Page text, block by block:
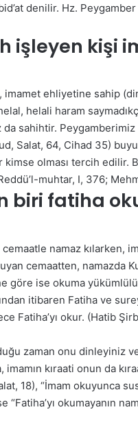
denilir. Hz.
işleyen kişi
imamet ehliyetine sahip
helali haram
da sahihtir.
Salat, 64, Cihad 35)
kimse olması tercih
muhtar, I, 376;
biri fatiha
namaz kılarken,
cemaatten, namazda
göre ise okuma
itibaren Fatiha ve
Fatiha’yı okur. (Hatib
zaman onu dinleyiniz
imamın kıraati onun da
18), “İmam okuyunca
okumayanın